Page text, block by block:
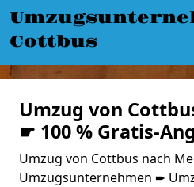
Cottbus
Umzug von
☛ 100 % Gratis-
Umzug von Cottbus nach
Umzugsunternehmen ➨